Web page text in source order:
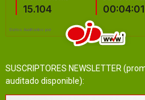
SUSCRIPTORES NEWSLETTER
auditado disponible):